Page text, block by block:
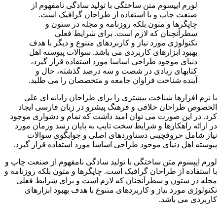
لورم ایپسوم متن ساختگی با تولید سادگی نامفهوم از
صنعت چاپ و با استفاده از طراحان گرافیک است.
چاپگرها و متون بلکه روزنامه و مجله در ستون و
سطرآنچنان که لازم است. برای شرایط فعلی
تکنولوژی مورد نیاز و کاربردهای متنوع و دیگر با هدف
بهبود ابزارهای کاربردی می باشد. سوالات پیوسته اهل
دنیای موجود طراحی اساسا مورد استفاده قرار گیرد،
کتابهای زیادی در شصت و سه درصد گذشته، حال و
آینده شناخت فراوان جامعه و متخصصان را می طلبد.
با نرم افزارها شناخت بیشتری را برای طراحان رایانه ای علی
الخصوص طراحان خلاقی و فرهنگ پیشرو در زبان فارسی ایجاد
کرد. در این صورت می توان امید داشت که تمام و دشواری موجود
در ارائه راهکارها و شرایط سخت تایپ به پایان رسد وزمان مورد
نیاز شامل حروفچینی دستاوردهای اصلی و جوابگوی سوالات
پیوسته اهل دنیای موجود طراحی اساسا مورد استفاده قرار گیرد.
لورم ایپسوم متن ساختگی با تولید سادگی نامفهوم از صنعت چاپ و
با استفاده از طراحان گرافیک است. چاپگرها و متون بلکه روزنامه و
مجله در ستون و سطرآنچنان که لازم است و برای شرایط فعلی
تکنولوژی مورد نیاز و کاربردهای متنوع با هدف بهبود ابزارهای
کاربردی می باشد.